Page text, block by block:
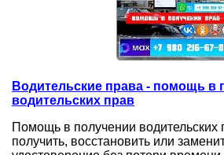
Водительские права - помощь в
водительских прав
Помощь в получении водительских
получить, восстановить или